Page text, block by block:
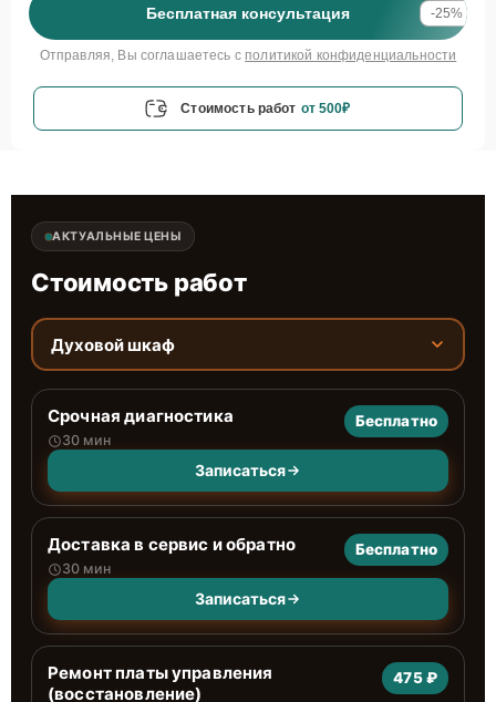
Бесплатная консультация -25%
Отправляя, Вы соглашаетесь с политикой конфиденциальности
Стоимость работ от 500₽
АКТУАЛЬНЫЕ ЦЕНЫ
Стоимость работ
Духовой шкаф
Срочная диагностика
30 мин
Бесплатно
Записаться
Доставка в сервис и обратно
30 мин
Бесплатно
Записаться
Ремонт платы управления
(восстановление)
475 ₽